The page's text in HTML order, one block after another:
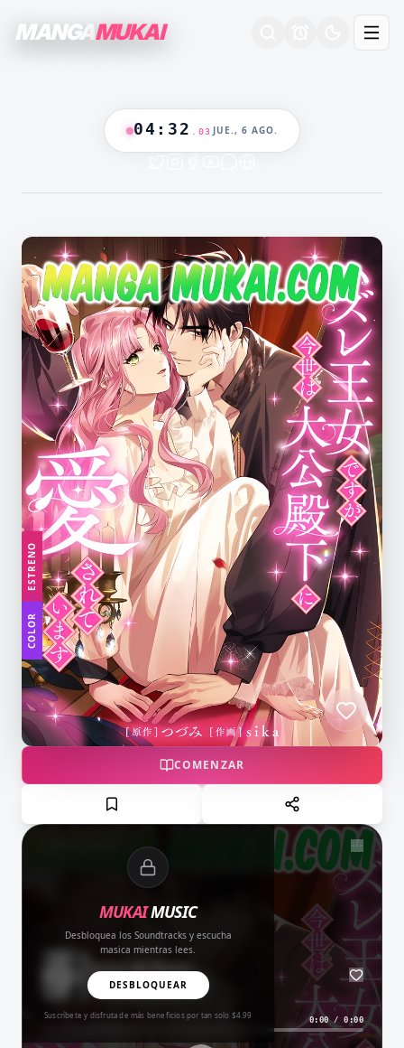
MANGA MUKAI
04 : 32 04 JUE., 6 AGO.
ESTRENO
COLOR
COMENZAR
MUKAIMUSIC
Desbloquea los Soundtracks y escucha
masica mientras lees.
DESBLOQUEAR
Suscríbete y disfruta de más beneficios por tan solo $4.99
Amor del Bueno
BALADA
0:00/0:00